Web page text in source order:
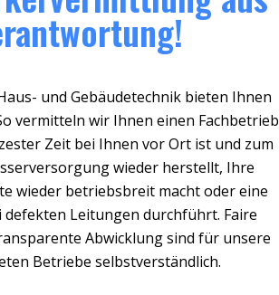
und Gebäudetechnik bieten Ihnen
vermitteln wir Ihnen einen Fachbetrieb
Zeit bei Ihnen vor Ort ist und zum
wieder herstellt, Ihre
wieder betriebsbreit macht oder eine
defekten Leitungen durchführt. Faire
Abwicklung sind für unsere
Betriebe selbstverständlich.